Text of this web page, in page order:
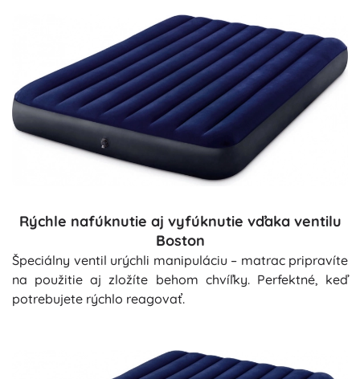
Rýchle nafúknutie aj vyfúknutie vďaka ventilu
Boston
Špeciálny ventil urýchli manipuláciu – matrac pripravíte
na použitie aj zložíte behom chvíľky. Perfektné, keď
potrebujete rýchlo reagovať.